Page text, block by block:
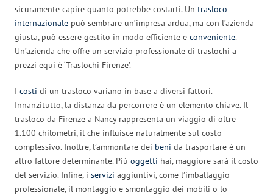
sicuramente capire quanto potrebbe costarti. Un trasloco
internazionale può sembrare un’impresa ardua, ma con l’azienda
giusta, può essere gestito in modo efficiente e conveniente.
Un’azienda che offre un servizio professionale di traslochi a
prezzi equi è ‘Traslochi Firenze’.
I costi di un trasloco variano in base a diversi fattori.
Innanzitutto, la distanza da percorrere è un elemento chiave. Il
trasloco da Firenze a Nancy rappresenta un viaggio di oltre
1.100 chilometri, il che influisce naturalmente sul costo
complessivo. Inoltre, l’ammontare dei beni da trasportare è un
altro fattore determinante. Più oggetti hai, maggiore sarà il costo
del servizio. Infine, i servizi aggiuntivi, come l’imballaggio
professionale, il montaggio e smontaggio dei mobili o lo